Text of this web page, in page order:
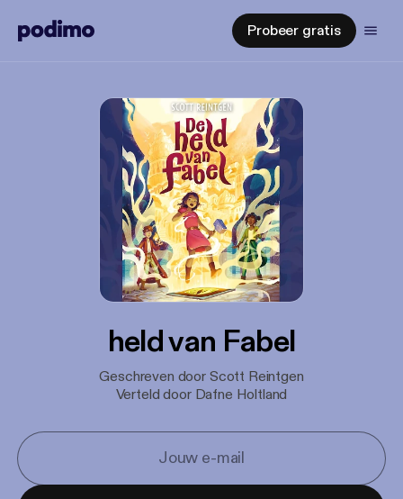
Probeer gratis
held van Fabel
Geschreven door Scott Reintgen
Verteld door Dafne Holtland